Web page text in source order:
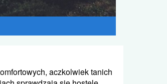
aczkolwiek tanich